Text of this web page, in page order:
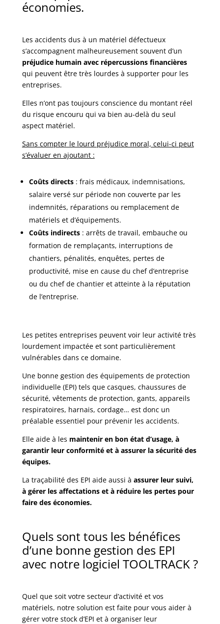
économies.
Les accidents dus à un matériel défectueux
s’accompagnent malheureusement souvent d’un
préjudice humain avec répercussions financières
qui peuvent être très lourdes à supporter pour les
entreprises.
Elles n’ont pas toujours conscience du montant réel
du risque encouru qui va bien au-delà du seul
aspect matériel.
Sans compter le lourd préjudice moral, celui-ci peut
s’évaluer en ajoutant :
Coûts directs: frais médicaux, indemnisations,
salaire versé sur période non couverte par les
indemnités, réparations ou remplacement de
matériels et d’équipements.
Coûts indirects: arrêts de travail, embauche ou
formation de remplaçants, interruptions de
chantiers, pénalités, enquêtes, pertes de
productivité, mise en cause du chef d’entreprise
ou du chef de chantier et atteinte à la réputation
de l’entreprise.
Les petites entreprises peuvent voir leur activité très
lourdement impactée et sont particulièrement
vulnérables dans ce domaine.
Une bonne gestion des équipements de protection
individuelle (EPI) tels que casques, chaussures de
sécurité, vêtements de protection, gants, appareils
respiratoires, harnais, cordage… est donc un
préalable essentiel pour prévenir les accidents.
Elle aide à les maintenir en bon état d’usage, à
garantir leur conformité et à assurer la sécurité des
équipes.
La traçabilité des EPI aide aussi à assurer leur suivi,
à gérer les affectations et à réduire les pertes pour
faire des économies.
Quels sont tous les bénéfices
d’une bonne gestion des EPI
avec notre logiciel TOOLTRACK ?
Quel que soit votre secteur d’activité et vos
matériels, notre solution est faite pour vous aider à
gérer votre stock d’EPI et à organiser leur